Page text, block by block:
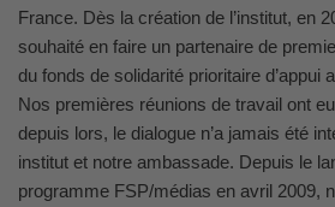
France. Dès la création de l’institut, en
souhaité en faire un partenaire de
du fonds de solidarité prioritaire d’appui
Nos premières réunions de travail ont
depuis lors, le dialogue n’a jamais été
institut et notre ambassade. Depuis le
programme FSP/médias en avril 2009,